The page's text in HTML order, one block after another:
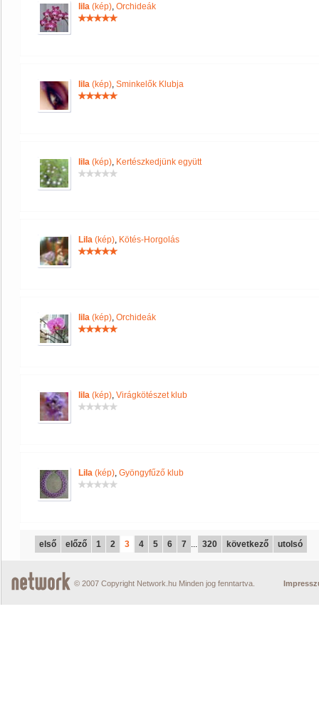
lila (kép), Orchideák
lila (kép), Sminkelők Klubja
lila (kép), Kertészkedjünk együtt
Lila (kép), Kötés-Horgolás
lila (kép), Orchideák
lila (kép), Virágkötészet klub
Lila (kép), Gyöngyfűző klub
első előző 1 2 3 4 5 6 7 ... 320 következő utolsó
© 2007 Copyright Network.hu Minden jog fenntartva.